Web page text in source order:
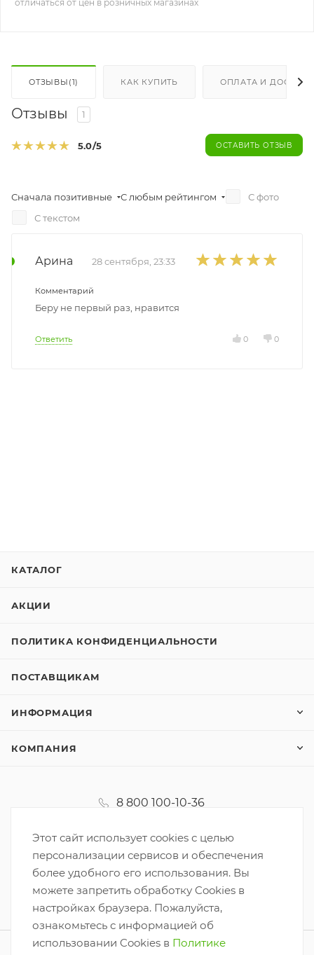
отличаться от цен в розничных магазинах
ОТЗЫВЫ(1) КАК КУПИТЬ ОПЛАТА И
Отзывы 1
5.0/5 ОСТАВИТЬ ОТЗЫВ
Сначала позитивные С любым рейтингом
С фото
С текстом
Арина 28 сентября, 23:33
Комментарий
Беру не первый раз, нравится
Ответить 0 0
КАТАЛОГ
АКЦИИ
ПОЛИТИКА КОНФИДЕНЦИАЛЬНОСТИ
ПОСТАВЩИКАМ
ИНФОРМАЦИЯ
КОМПАНИЯ
8 800 100-10-36
Этот сайт использует cookies с целью
персонализации сервисов и обеспечения
более удобного его использования. Вы
можете запретить обработку Cookies в
настройках браузера. Пожалуйста,
ознакомьтесь с информацией об
использовании Cookies в Политике